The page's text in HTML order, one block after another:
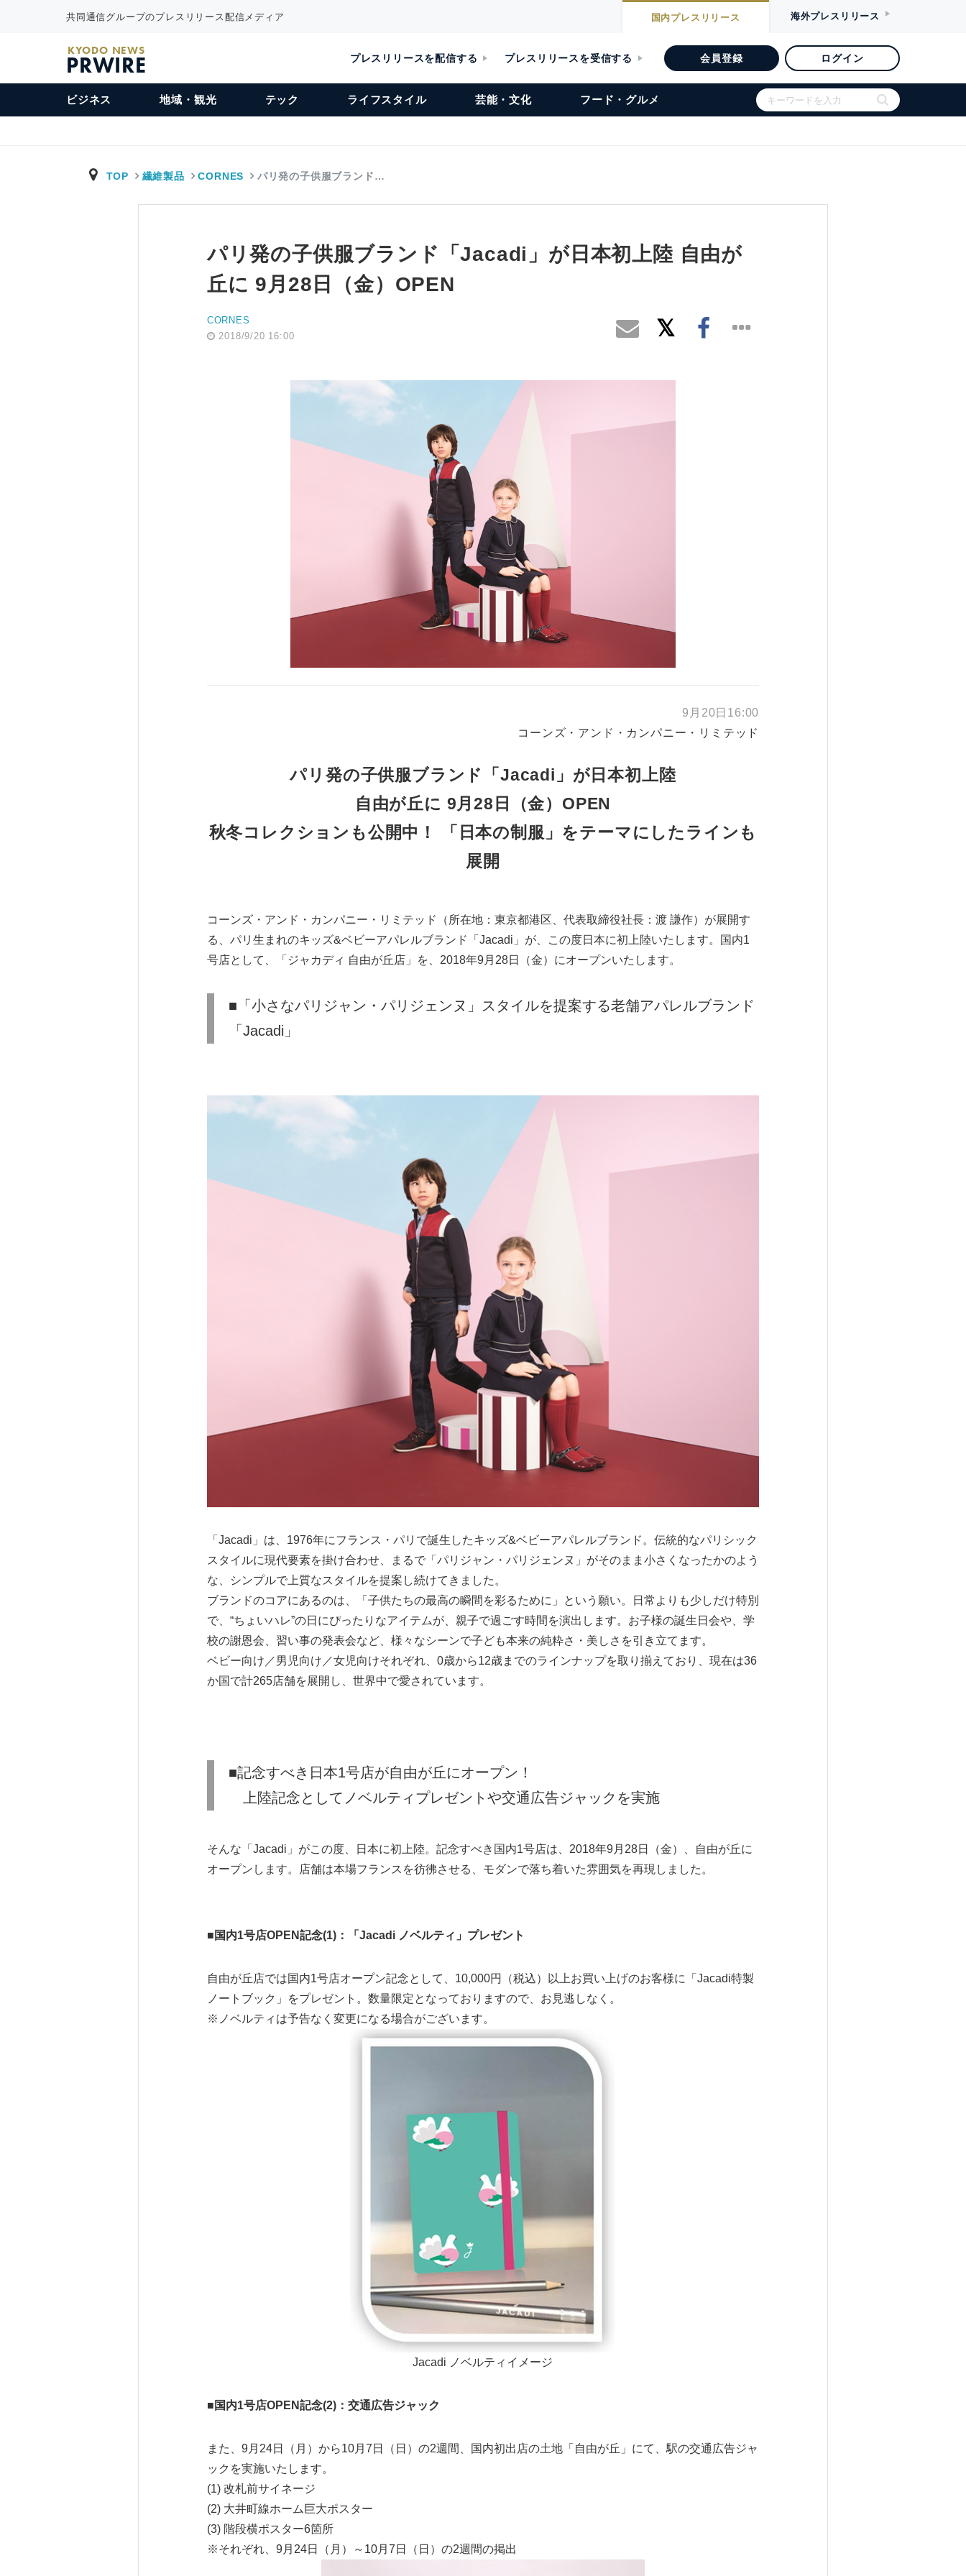
共同通信グループのプレスリリース配信メディア 国内プレスリリース 海外プレスリリース
KYODO NEWS
PRWIRE プレスリリースを配信する プレスリリースを受信する 会員登録 ログイン
ビジネス 地域・観光 テック ライフスタイル 芸能・文化 フード・グルメ
TOP 繊維製品 CORNES パリ発の子供服ブランド…
パリ発の子供服ブランド「Jacadi」が日本初上陸 自由が
丘に 9月28日（金）OPEN
CORNES
2018/9/20 16:00
9月20日16:00
コーンズ・アンド・カンパニー・リミテッド
パリ発の子供服ブランド「Jacadi」が日本初上陸
自由が丘に 9月28日（金）OPEN
秋冬コレクションも公開中！ 「日本の制服」をテーマにしたラインも
展開
コーンズ・アンド・カンパニー・リミテッド（所在地：東京都港区、代表取締役社長：渡 謙作）が展開す
る、パリ生まれのキッズ&ベビーアパレルブランド「Jacadi」が、この度日本に初上陸いたします。国内1
号店として、「ジャカディ 自由が丘店」を、2018年9月28日（金）にオープンいたします。
■「小さなパリジャン・パリジェンヌ」スタイルを提案する老舗アパレルブランド
「Jacadi」
「Jacadi」は、1976年にフランス・パリで誕生したキッズ&ベビーアパレルブランド。伝統的なパリシック
スタイルに現代要素を掛け合わせ、まるで「パリジャン・パリジェンヌ」がそのまま小さくなったかのよう
な、シンプルで上質なスタイルを提案し続けてきました。
ブランドのコアにあるのは、「子供たちの最高の瞬間を彩るために」という願い。日常よりも少しだけ特別
で、“ちょいハレ”の日にぴったりなアイテムが、親子で過ごす時間を演出します。お子様の誕生日会や、学
校の謝恩会、習い事の発表会など、様々なシーンで子ども本来の純粋さ・美しさを引き立てます。
ベビー向け／男児向け／女児向けそれぞれ、0歳から12歳までのラインナップを取り揃えており、現在は36
か国で計265店舗を展開し、世界中で愛されています。
■記念すべき日本1号店が自由が丘にオープン！
上陸記念としてノベルティプレゼントや交通広告ジャックを実施
そんな「Jacadi」がこの度、日本に初上陸。記念すべき国内1号店は、2018年9月28日（金）、自由が丘に
オープンします。店舗は本場フランスを彷彿させる、モダンで落ち着いた雰囲気を再現しました。
■国内1号店OPEN記念(1)：「Jacadi ノベルティ」プレゼント
自由が丘店では国内1号店オープン記念として、10,000円（税込）以上お買い上げのお客様に「Jacadi特製
ノートブック」をプレゼント。数量限定となっておりますので、お見逃しなく。
※ノベルティは予告なく変更になる場合がございます。
Jacadi ノベルティイメージ
■国内1号店OPEN記念(2)：交通広告ジャック
また、9月24日（月）から10月7日（日）の2週間、国内初出店の土地「自由が丘」にて、駅の交通広告ジャ
ックを実施いたします。
(1) 改札前サイネージ
(2) 大井町線ホーム巨大ポスター
(3) 階段横ポスター6箇所
※それぞれ、9月24日（月）～10月7日（日）の2週間の掲出
English